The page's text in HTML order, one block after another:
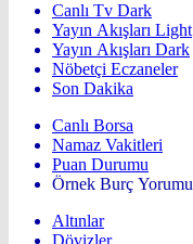
Canlı Tv Dark
Yayın Akışları Light
Yayın Akışları Dark
Nöbetçi Eczaneler
Son Dakika
Canlı Borsa
Namaz Vakitleri
Puan Durumu
Örnek Burç Yorumu
Altınlar
Dövizler